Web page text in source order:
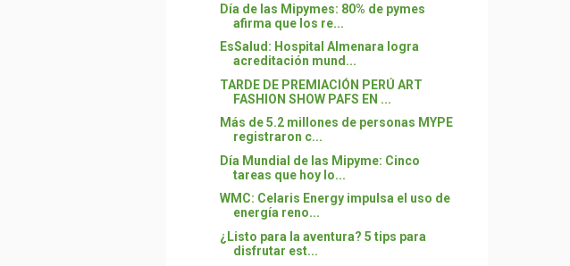
Día de las Mipymes: 80% de pymes
afirma que los re...
EsSalud: Hospital Almenara logra
acreditación mund...
TARDE DE PREMIACIÓN PERÚ ART
FASHION SHOW PAFS EN ...
Más de 5.2 millones de personas MYPE
registraron c...
Día Mundial de las Mipyme: Cinco
tareas que hoy lo...
WMC: Celaris Energy impulsa el uso de
energía reno...
¿Listo para la aventura? 5 tips para
disfrutar est...